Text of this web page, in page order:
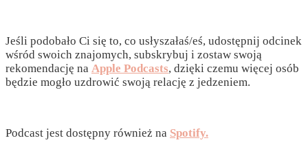
Jeśli podobało Ci się to, co usłyszałaś/eś, udostępnij odcinek
wśród swoich znajomych, subskrybuj i zostaw swoją
rekomendację na Apple Podcasts, dzięki czemu więcej osób
będzie mogło uzdrowić swoją relację z jedzeniem.
Podcast jest dostępny również na Spotify.